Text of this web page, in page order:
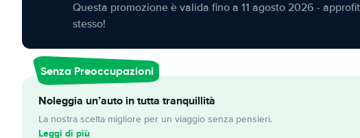
Questa promozione è valida fino a 11 agosto 2026 -
stesso!
Senza Preoccupazioni
Noleggia un’auto in tutta tranquillità
La nostra scelta migliore per un viaggio senza pensieri.
Leggi di più